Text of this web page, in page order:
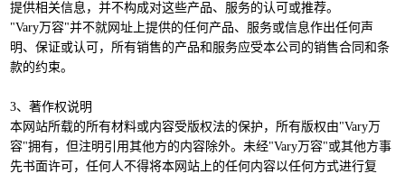
提供相关信息，并不构成对这些产品、服务的认可或推荐。
"Vary万容"并不就网址上提供的任何产品、服务或信息作出任何声
明、保证或认可，所有销售的产品和服务应受本公司的销售合同和条
款的约束。
3、著作权说明
本网站所载的所有材料或内容受版权法的保护，所有版权由"Vary万
容"拥有，但注明引用其他方的内容除外。未经"Vary万容"或其他方事
先书面许可，任何人不得将本网站上的任何内容以任何方式进行复